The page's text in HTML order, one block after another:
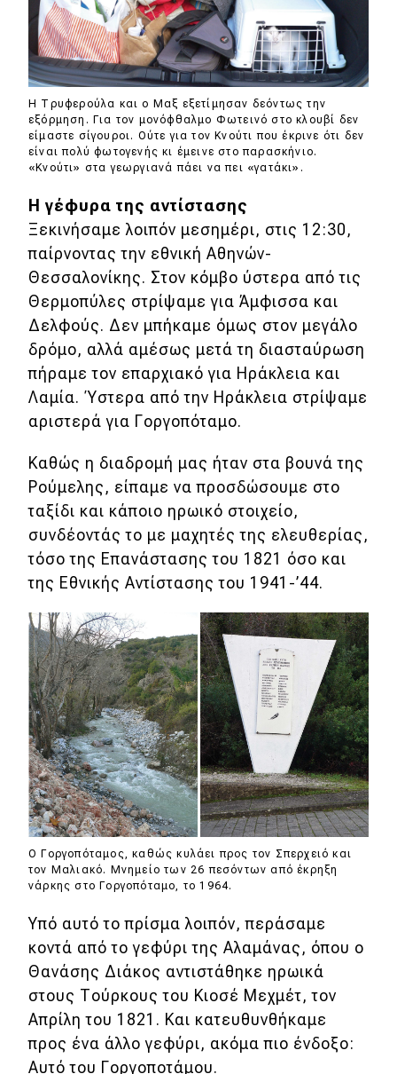
MOTO
Μεταχειρισμένο
Οδηγός αγοράς
Συμβουλές
Χρηστικά
Συμβουλές
ΚΤΕΟ
Οδική βοήθεια
eDRIVE
DRIVE USED
H Τρυφερούλα και ο Μαξ εξετίμησαν δεόντως την
εξόρμηση. Για τον μονόφθαλμο Φωτεινό στο κλουβί δεν
είμαστε σίγουροι. Ούτε για τον Κνούτι που έκρινε ότι δεν
είναι πολύ φωτογενής κι έμεινε στο παρασκήνιο.
«Κνούτι» στα γεωργιανά πάει να πει «γατάκι».
Η γέφυρα της αντίστασης
Ξεκινήσαμε λοιπόν μεσημέρι, στις 12:30,
παίρνοντας την εθνική Αθηνών-
Θεσσαλονίκης. Στον κόμβο ύστερα από τις
Θερμοπύλες στρίψαμε για Άμφισσα και
Δελφούς. Δεν μπήκαμε όμως στον μεγάλο
δρόμο, αλλά αμέσως μετά τη διασταύρωση
πήραμε τον επαρχιακό για Ηράκλεια και
Λαμία. Ύστερα από την Ηράκλεια στρίψαμε
αριστερά για Γοργοπόταμο.
Καθώς η διαδρομή μας ήταν στα βουνά της
Ρούμελης, είπαμε να προσδώσουμε στο
ταξίδι και κάποιο ηρωικό στοιχείο,
συνδέοντάς το με μαχητές της ελευθερίας,
τόσο της Επανάστασης του 1821 όσο και
της Εθνικής Αντίστασης του 1941-’44.
Ο Γοργοπόταμος, καθώς κυλάει προς τον Σπερχειό και
τον Μαλιακό. Μνημείο των 26 πεσόντων από έκρηξη
νάρκης στο Γοργοπόταμο, το 1964.
Υπό αυτό το πρίσμα λοιπόν, περάσαμε
κοντά από το γεφύρι της Αλαμάνας, όπου ο
Θανάσης Διάκος αντιστάθηκε ηρωικά
στους Τούρκους του Κιοσέ Μεχμέτ, τον
Απρίλη του 1821. Και κατευθυνθήκαμε
προς ένα άλλο γεφύρι, ακόμα πιο ένδοξο:
Αυτό του Γοργοποτάμου.